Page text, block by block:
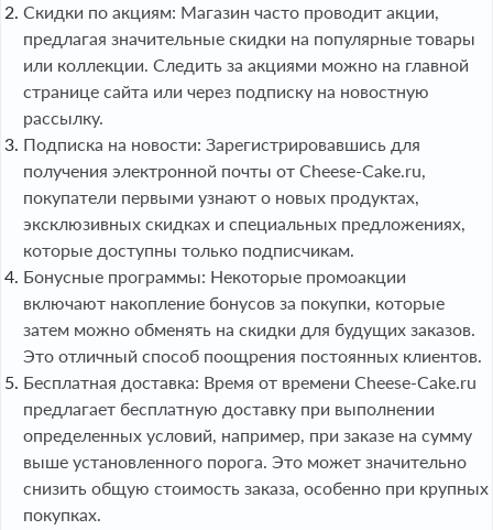
Скидки по акциям: Магазин часто проводит акции,
предлагая значительные скидки на популярные товары
или коллекции. Следить за акциями можно на главной
странице сайта или через подписку на новостную
рассылку.
Подписка на новости: Зарегистрировавшись для
получения электронной почты от Cheese-Cake.ru,
покупатели первыми узнают о новых продуктах,
эксклюзивных скидках и специальных предложениях,
которые доступны только подписчикам.
Бонусные программы: Некоторые промоакции
включают накопление бонусов за покупки, которые
затем можно обменять на скидки для будущих заказов.
Это отличный способ поощрения постоянных клиентов.
Бесплатная доставка: Время от времени Cheese-Cake.ru
предлагает бесплатную доставку при выполнении
определенных условий, например, при заказе на сумму
выше установленного порога. Это может значительно
снизить общую стоимость заказа, особенно при крупных
покупках.